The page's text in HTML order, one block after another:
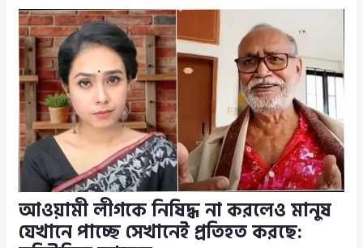
আওয়ামী লীগকে নিষিদ্ধ না করলেও মানুষ
যেখানে পাচ্ছে সেখানেই প্রতিহত করছে: